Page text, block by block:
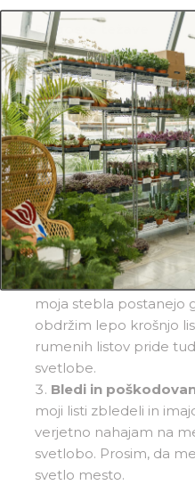
Pogoste težave
Gnitje:če opaziš, da
spodnji listi, medtem
mokra, si me po vsej
Prosim, da odstraniš
nagnite korenine,
popolnoma svežo in
Rumeni listi:liste
rumeno, ko predolgo
stalno vlažni zemlji. Če
najstarejši listi, je to
dnevov in moje naravne
moja stebla postanejo
obdržim lepo krošnjo
rumenih listov pride
svetlobe.
Bledi in
moji listi zbledeli in
verjetno nahajam na
svetlobo. Prosim, da
svetlo mesto.